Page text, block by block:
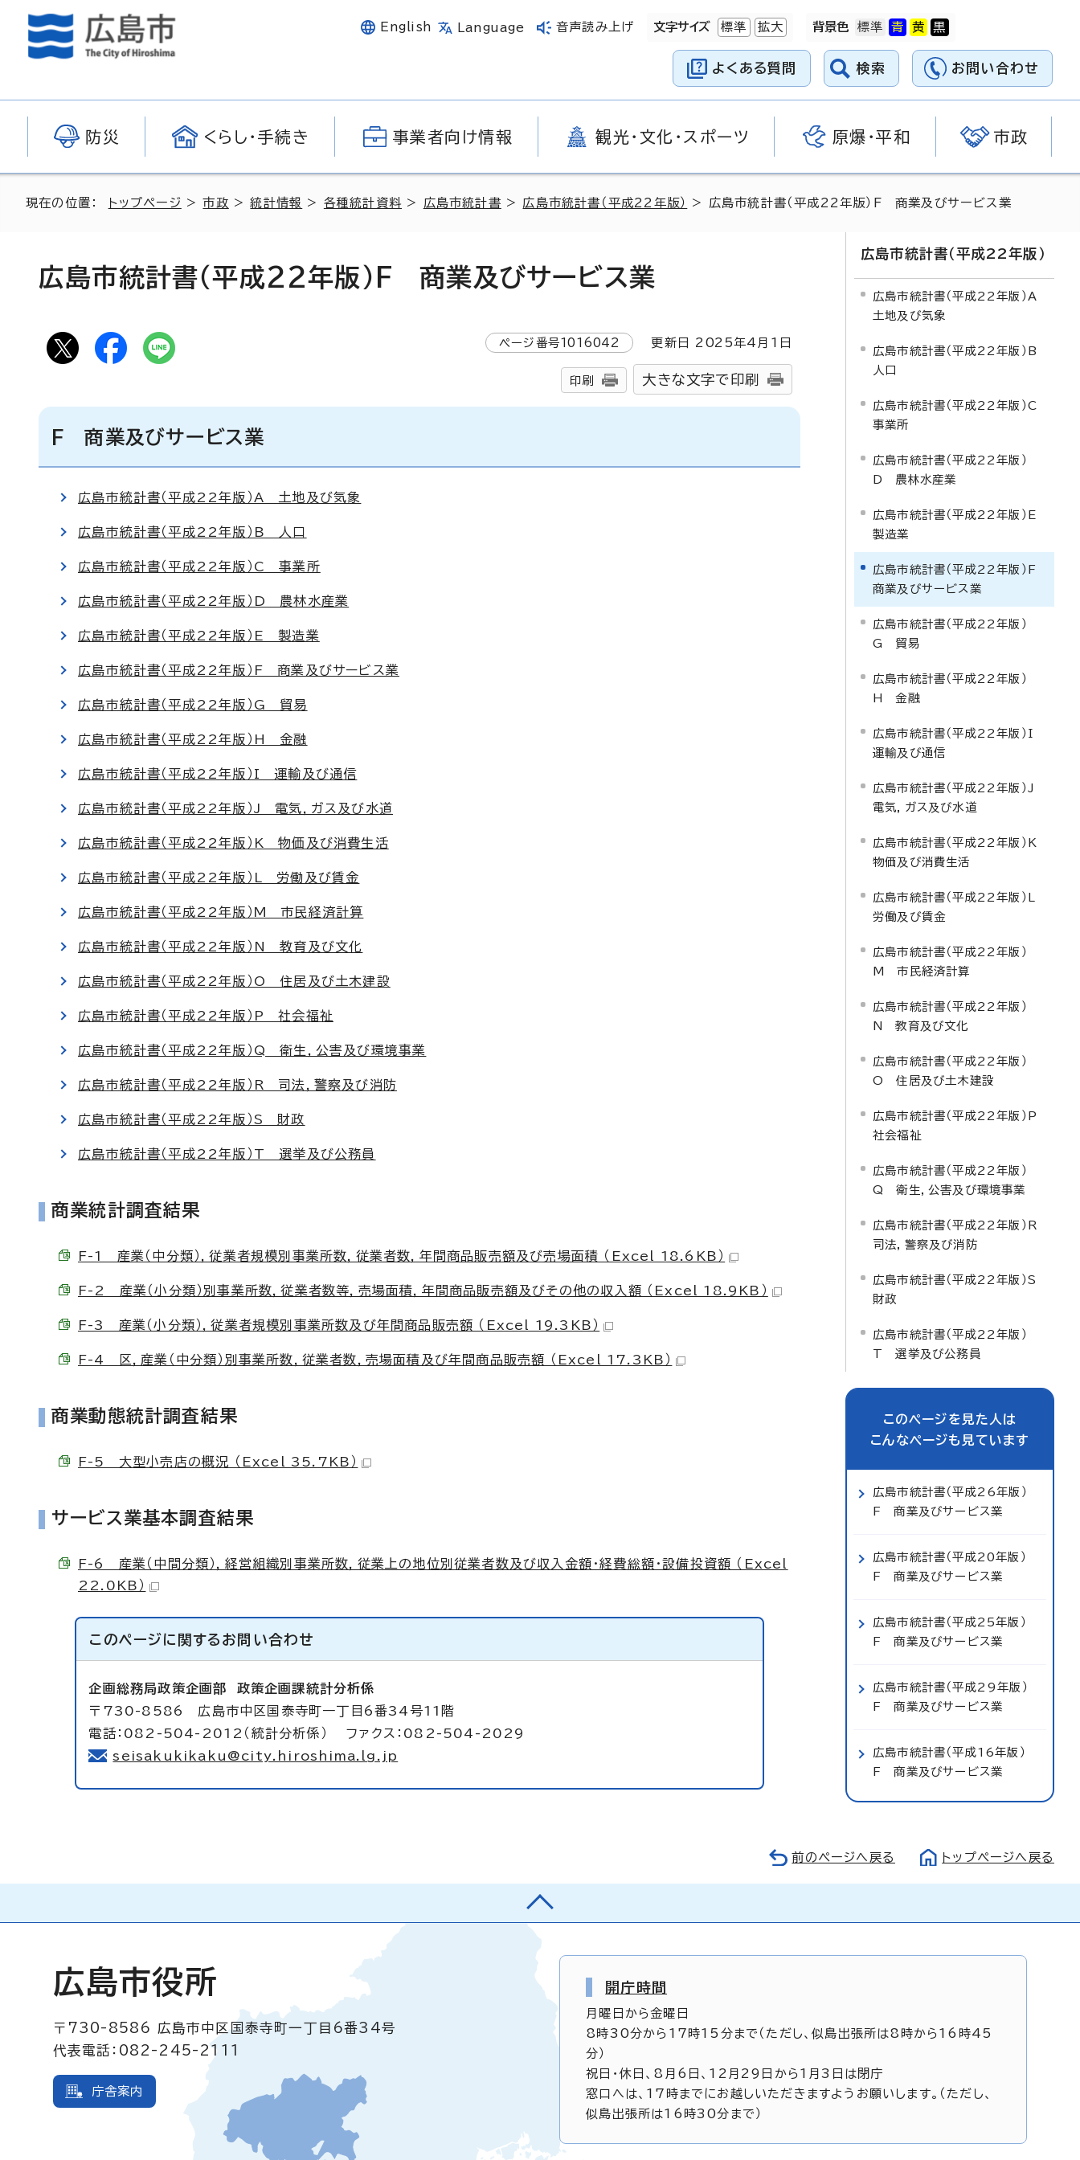
English Language 音声読み上げ 文字サイズ 標準 拡大 背景色
よくある質問 検索 お問い合わせ
防災 くらし・手続き 事業者向け情報 観光・文化・スポーツ 原爆・平和 市政
現在の位置： トップページ >市政 >統計情報 > 各種統計資料 > 広島市統計書 > 広島市統計書（平成22年版） > 広島市統計書（平成22年版）F 商業及びサービス業
広島市統計書（平成22年版）F 商業及びサービス業
ページ番号1016042 更新日 2025年4月1日
印刷 大きな文字で印刷
F 商業及びサービス業
広島市統計書（平成22年版）A 土地及び気象
広島市統計書（平成22年版）B 人口
広島市統計書（平成22年版）C 事業所
広島市統計書（平成22年版）D 農林水産業
広島市統計書（平成22年版）E 製造業
広島市統計書（平成22年版）F 商業及びサービス業
広島市統計書（平成22年版）G 貿易
広島市統計書（平成22年版）H 金融
広島市統計書（平成22年版）I 運輸及び通信
広島市統計書（平成22年版）J 電気，ガス及び水道
広島市統計書（平成22年版）K 物価及び消費生活
広島市統計書（平成22年版）L 労働及び賃金
広島市統計書（平成22年版）M 市民経済計算
広島市統計書（平成22年版）N 教育及び文化
広島市統計書（平成22年版）O 住居及び土木建設
広島市統計書（平成22年版）P 社会福祉
広島市統計書（平成22年版）Q 衛生，公害及び環境事業
広島市統計書（平成22年版）R 司法，警察及び消防
広島市統計書（平成22年版）S 財政
広島市統計書（平成22年版）T 選挙及び公務員
商業統計調査結果
F-1 産業（中分類），従業者規模別事業所数，従業者数，年間商品販売額及び売場面積 （Excel 18.6KB）
F-2 産業（小分類）別事業所数，従業者数等，売場面積，年間商品販売額及びその他の収入額 （Excel 18.9KB）
F-3 産業（小分類），従業者規模別事業所数及び年間商品販売額 （Excel 19.3KB）
F-4 区，産業（中分類）別事業所数，従業者数，売場面積及び年間商品販売額 （Excel 17.3KB）
商業動態統計調査結果
F-5 大型小売店の概況 （Excel 35.7KB）
サービス業基本調査結果
F-6 産業（中間分類），経営組織別事業所数，従業上の地位別従業者数及び収入金額・経費総額・設備投資額 （Excel
22.0KB）
このページに関する お問い合わせ
企画総務局政策企画部 政策企画課統計分析係
〒730-8586 広島市中区国泰寺町一丁目6番34号11階
電話：082-504-2012（統計分析係） ファクス：082-504-2029
seisakukikaku@city.hiroshima.lg.jp
広島市統計書（平成22年版）
広島市統計書（平成22年版）A
土地及び気象
広島市統計書（平成22年版）B
人口
広島市統計書（平成22年版）C
事業所
広島市統計書（平成22年版）
D 農林水産業
広島市統計書（平成22年版）E
製造業
広島市統計書（平成22年版）F
商業及びサービス業
広島市統計書（平成22年版）
G 貿易
広島市統計書（平成22年版）
H 金融
広島市統計書（平成22年版）I
運輸及び通信
広島市統計書（平成22年版）J
電気，ガス及び水道
広島市統計書（平成22年版）K
物価及び消費生活
広島市統計書（平成22年版）L
労働及び賃金
広島市統計書（平成22年版）
M 市民経済計算
広島市統計書（平成22年版）
N 教育及び文化
広島市統計書（平成22年版）
O 住居及び土木建設
広島市統計書（平成22年版）P
社会福祉
広島市統計書（平成22年版）
Q 衛生，公害及び環境事業
広島市統計書（平成22年版）R
司法，警察及び消防
広島市統計書（平成22年版）S
財政
広島市統計書（平成22年版）
T 選挙及び公務員
このページを見た人は
こんなページも見ています
広島市統計書（平成26年版）
F 商業及びサービス業
広島市統計書（平成20年版）
F 商業及びサービス業
広島市統計書（平成25年版）
F 商業及びサービス業
広島市統計書（平成29年版）
F 商業及びサービス業
広島市統計書（平成16年版）
F 商業及びサービス業
前のページへ戻る トップページへ戻る
広島市役所
〒730-8586
広島市中区国泰寺町一丁目6番34号
代表電話：082-245-2111
庁舎案内
開庁時間
月曜日から金曜日
8時30分から17時15分まで（ただし、似島出張所は8時から16時45
分）
祝日・休日、8月6日、12月29日から1月3日は閉庁
窓口へは、17時までにお越しいただきますようお願いします。（ただし、
似島出張所は16時30分まで）